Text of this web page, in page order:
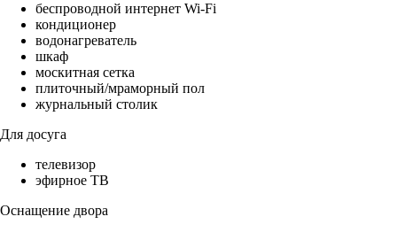
беспроводной интернет Wi-Fi
кондиционер
водонагреватель
шкаф
москитная сетка
плиточный/мраморный пол
журнальный столик
Для досуга
телевизор
эфирное ТВ
Оснащение двора